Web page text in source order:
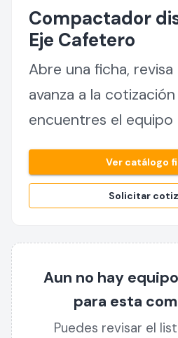
Compactador
Eje Cafetero
Abre una ficha,
avanza a la
encuentres el equipo
Ver catálogo
Solicitar
Aun no hay
para esta
Puedes revisar el